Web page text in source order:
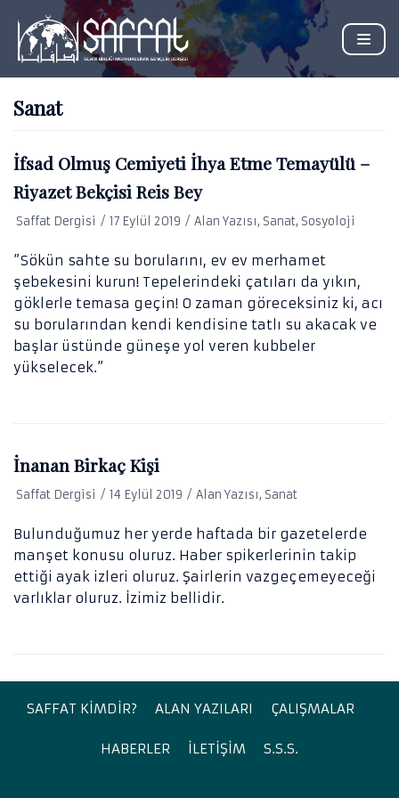
İçeriğe
geç
EĞITIM
EKONOMI
FENNI BILIMLER
HUKUK
İSLAMI İLIMLER
MEDYA
PSIKOLOJI
YÖNETIM
ŞIIR
DERS NOTU
KAYNAK TAHLILI
Sanat
İfsad Olmuş Cemiyeti İhya Etme Temayülü –
Riyazet Bekçisi Reis Bey
Saffat Dergisi 17 Eylül 2019 Alan Yazısı, Sanat, Sosyoloji
”Sökün sahte su borularını, ev ev merhamet
şebekesini kurun! Tepelerindeki çatıları da yıkın,
göklerle temasa geçin! O zaman göreceksiniz ki, acı
su borularından kendi kendisine tatlı su akacak ve
başlar üstünde güneşe yol veren kubbeler
yükselecek.”
İnanan Birkaç Kişi
Saffat Dergisi 14 Eylül 2019 Alan Yazısı, Sanat
Bulunduğumuz her yerde haftada bir gazetelerde
manşet konusu oluruz. Haber spikerlerinin takip
ettiği ayak izleri oluruz. Şairlerin vazgeçemeyeceği
varlıklar oluruz. İzimiz bellidir.
SAFFAT KİMDİR? ALAN YAZILARI ÇALIŞMALAR
HABERLER İLETİŞİM S.S.S.